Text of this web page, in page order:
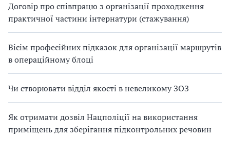
Договір про співпрацю з організації проходження
практичної частини інтернатури (стажування)
Вісім професійних підказок для організації маршрутів
в операційному блоці
Чи створювати відділ якості в невеликому ЗОЗ
Як отримати дозвіл Нацполіції на використання
приміщень для зберігання підконтрольних речовин